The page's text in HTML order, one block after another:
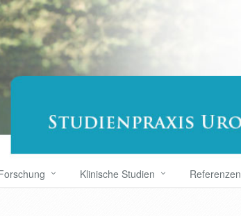
Klinische Studien Referenzen